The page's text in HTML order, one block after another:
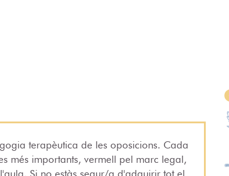
terapèutica de les oposicions. Cada
més importants, vermell pel marc legal,
Si no estàs segur/a d'adquirir tot el